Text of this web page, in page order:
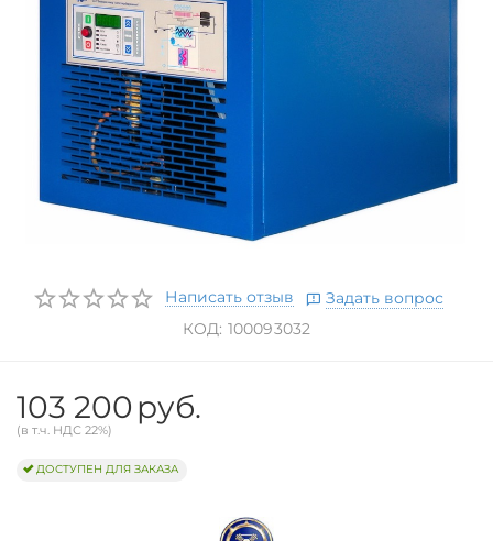
Написать отзыв
Задать вопрос
КОД: 100093032
103 200 руб.
(в т.ч. НДС 22%)
ДОСТУПЕН ДЛЯ ЗАКАЗА